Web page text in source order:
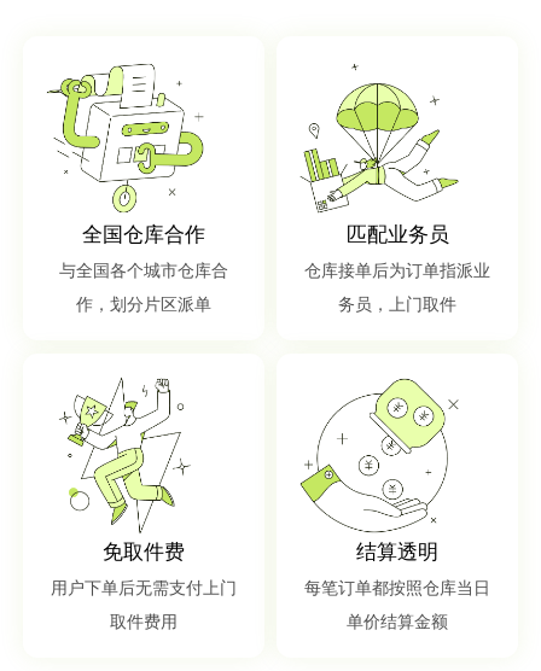
全国仓库合作
与全国各个城市仓库合
作，划分片区派单
匹配业务员
仓库接单后为订单指派业
务员，上门取件
免取件费
用户下单后无需支付上门
取件费用
结算透明
每笔订单都按照仓库当日
单价结算金额